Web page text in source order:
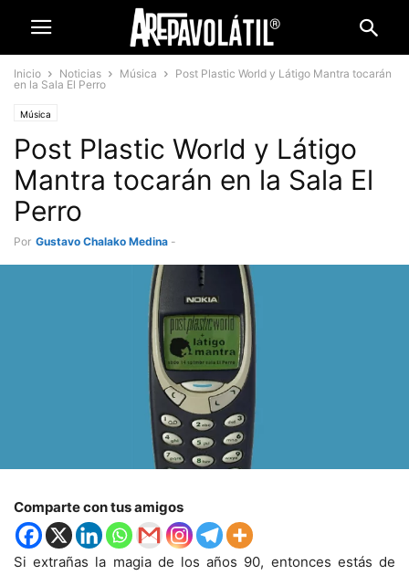
Inicio Noticias Música
Post Plastic World y Látigo Mantra tocarán
en la Sala El Perro
Música
Post Plastic World y Látigo
Mantra tocarán en la Sala El
Perro
Por Gustavo Chalako Medina -
Comparte con tus amigos
Si extrañas la magia de los años 90, entonces estás de